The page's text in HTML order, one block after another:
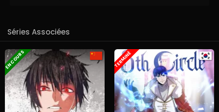
Séries Associées
EN COURS TERMINÉ